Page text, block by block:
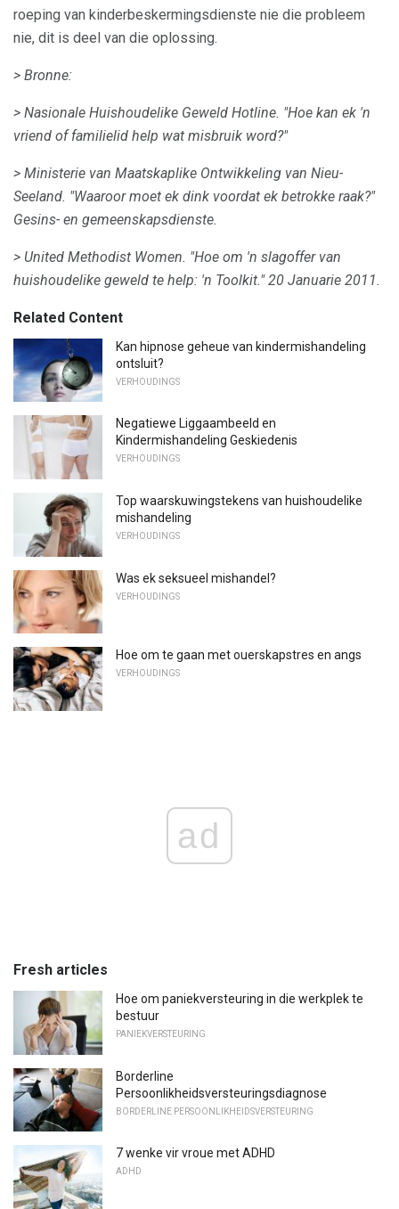
roeping van kinderbeskermingsdienste nie die probleem
nie, dit is deel van die oplossing.
> Bronne:
> Nasionale Huishoudelike Geweld Hotline. "Hoe kan ek 'n
vriend of familielid help wat misbruik word?"
> Ministerie van Maatskaplike Ontwikkeling van Nieu-
Seeland. "Waaroor moet ek dink voordat ek betrokke raak?"
Gesins- en gemeenskapsdienste.
> United Methodist Women. "Hoe om 'n slagoffer van
huishoudelike geweld te help: 'n Toolkit." 20 Januarie 2011.
Related Content
Kan hipnose geheue van kindermishandeling
ontsluit?
VERHOUDINGS
Negatiewe Liggaambeeld en
Kindermishandeling Geskiedenis
VERHOUDINGS
Top waarskuwingstekens van huishoudelike
mishandeling
VERHOUDINGS
Was ek seksueel mishandel?
VERHOUDINGS
Hoe om te gaan met ouerskapstres en angs
VERHOUDINGS
ad
Fresh articles
Hoe om paniekversteuring in die werkplek te
bestuur
PANIEKVERSTEURING
Borderline
Persoonlikheidsversteuringsdiagnose
BORDERLINE PERSOONLIKHEIDSVERSTEURING
7 wenke vir vroue met ADHD
ADHD